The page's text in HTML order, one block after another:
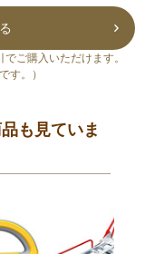
ご購入いただけます。
す。）
も見ていま